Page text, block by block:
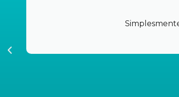
agitados em que você precisa de uma
3:Versão Ativa:Para aqueles que encontram